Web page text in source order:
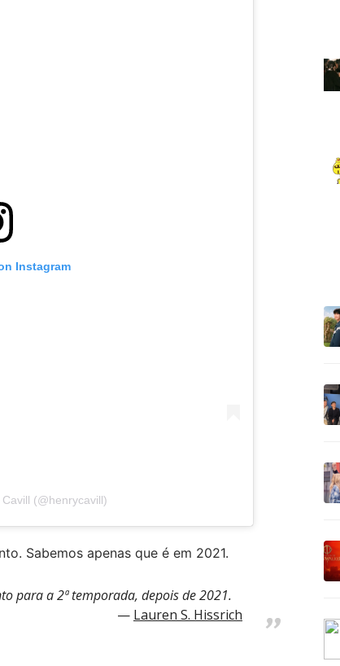
Instagram
(@henrycavill)
Sabemos apenas que é em 2021.
para a 2ª temporada, depois de 2021.
Lauren S. Hissrich